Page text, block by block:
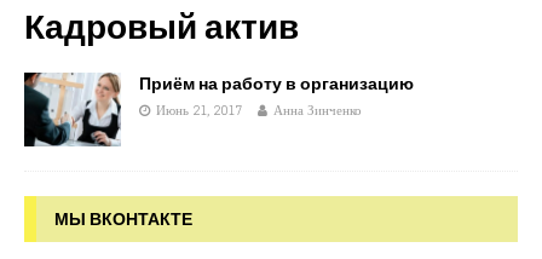
Кадровый актив
Приём на работу в организацию
Июнь 21, 2017 Анна Зинченко
МЫ ВКОНТАКТЕ